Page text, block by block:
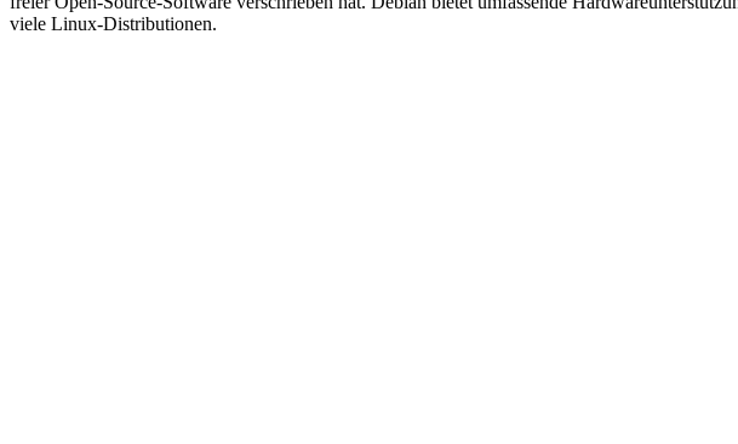
viele Linux-Distributionen.